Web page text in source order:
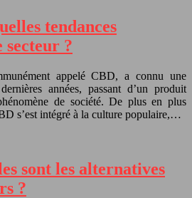
tendances
secteur ?
appelé CBD, a connu une
années, passant d’un produit
de société. De plus en plus
s’est intégré à la culture populaire,…
sont les alternatives
?